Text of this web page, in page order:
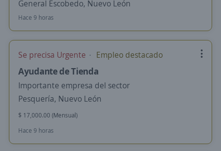
General Escobedo, Nuevo León
Hace 9 horas
Se precisa Urgente Empleo destacado
Ayudante de Tienda
Importante empresa del sector
Pesquería, Nuevo León
$ 17,000.00 (Mensual)
Hace 9 horas